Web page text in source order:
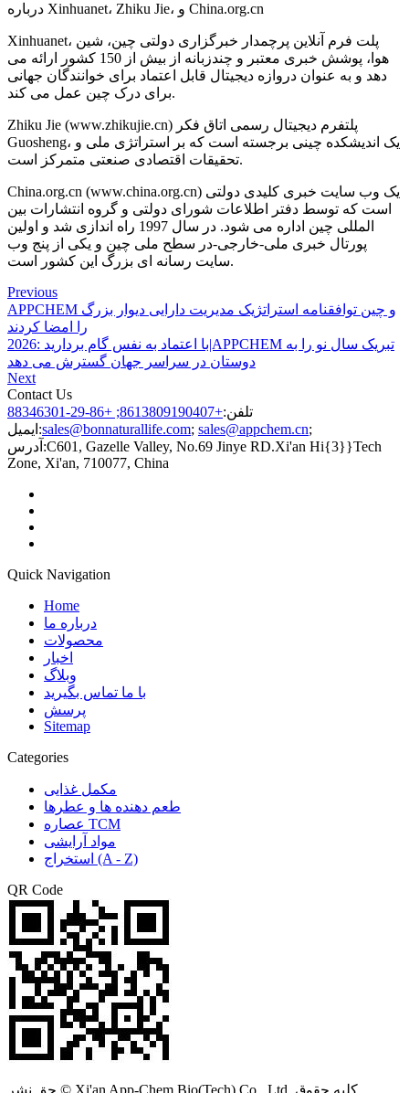
درباره Xinhuanet، Zhiku Jie، و China.org.cn
Xinhuanet، پلت فرم آنلاین پرچمدار خبرگزاری دولتی چین، شین
هوا، پوشش خبری معتبر و چندزبانه از بیش از 150 کشور ارائه می
دهد و به عنوان دروازه دیجیتال قابل اعتماد برای خوانندگان جهانی
برای درک چین عمل می کند.
Zhiku Jie (www.zhikujie.cn) پلتفرم دیجیتال رسمی اتاق فکر
Guosheng، یک اندیشکده چینی برجسته است که بر استراتژی ملی و
تحقیقات اقتصادی صنعتی متمرکز است.
China.org.cn (www.china.org.cn) یک وب سایت خبری کلیدی دولتی
است که توسط دفتر اطلاعات شورای دولتی و گروه انتشارات بین
المللی چین اداره می شود. در سال 1997 راه اندازی شد و اولین
پورتال خبری ملی-خارجی-در سطح ملی چین و یکی از پنج وب
سایت رسانه ای بزرگ این کشور است.
Previous
APPCHEM و چین توافقنامه استراتژیک مدیریت دارایی دیوار بزرگ
را امضا کردند
2026: با اعتماد به نفس گام بردارید|APPCHEM تبریک سال نو را به
دوستان در سراسر جهان گسترش می دهد
Next
Contact Us
تلفن:+8613809190407; +86-29-88346301
ایمیل:sales@bonnaturallife.com; sales@appchem.cn;
آدرس:C601, Gazelle Valley, No.69 Jinye RD.Xi'an Hi{3}}Tech
Zone, Xi'an, 710077, China
Quick Navigation
Home
درباره ما
محصولات
اخبار
وبلاگ
با ما تماس بگیرید
پرسش
Sitemap
Categories
مکمل غذایی
طعم دهنده ها و عطرها
عصاره TCM
مواد آرایشی
استخراج (A - Z)
QR Code
حق نشر © Xi'an App-Chem Bio(Tech) Co., Ltd. کلیه حقوق